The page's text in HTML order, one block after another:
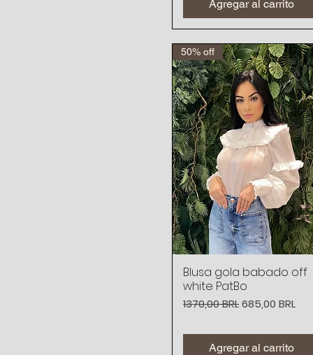
Agregar al carrito
Vista rápida
50% off
Blusa gola babado off
white PatBo
Precio
1370,00 BRLPrecio de
685,00 BRL
Agregar al carrito